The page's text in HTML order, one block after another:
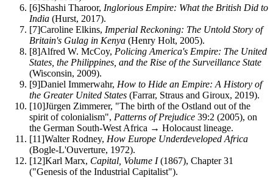
[6]Shashi Tharoor, Inglorious Empire: What the British Did to
India (Hurst, 2017).
[7]Caroline Elkins, Imperial Reckoning: The Untold Story of
Britain's Gulag in Kenya (Henry Holt, 2005).
[8]Alfred W. McCoy, Policing America's Empire: The United
States, the Philippines, and the Rise of the Surveillance State
(Wisconsin, 2009).
[9]Daniel Immerwahr, How to Hide an Empire: A History of
the Greater United States (Farrar, Straus and Giroux, 2019).
[10]Jürgen Zimmerer, "The birth of the Ostland out of the
spirit of colonialism", Patterns of Prejudice 39:2 (2005), on
the German South-West Africa → Holocaust lineage.
[11]Walter Rodney, How Europe Underdeveloped Africa
(Bogle-L'Ouverture, 1972).
[12]Karl Marx, Capital, Volume I(1867), Chapter 31
("Genesis of the Industrial Capitalist").